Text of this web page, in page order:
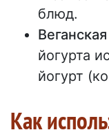
блюд.
йогурта
йогурт
Как